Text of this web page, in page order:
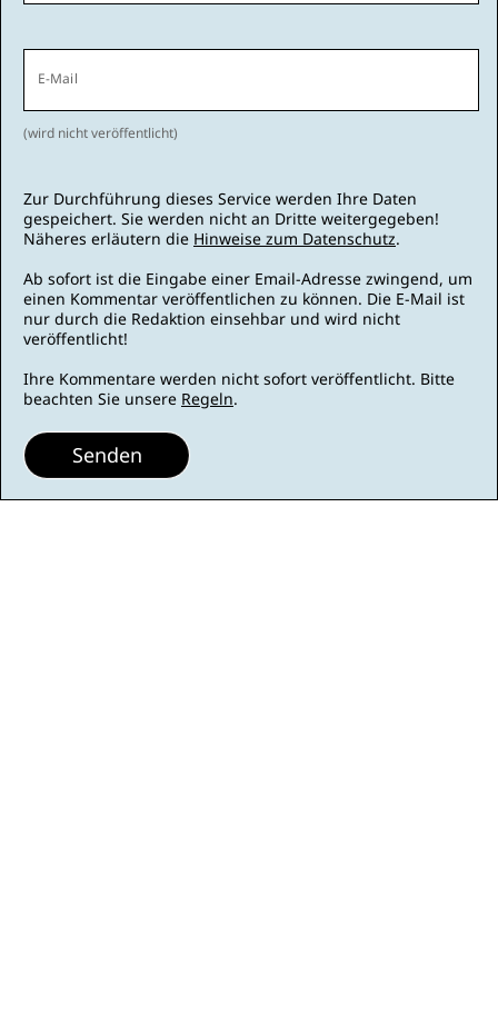
E-Mail
(wird nicht veröffentlicht)
Zur Durchführung dieses Service werden Ihre Daten
gespeichert. Sie werden nicht an Dritte weitergegeben!
Näheres erläutern die Hinweise zum Datenschutz.
Ab sofort ist die Eingabe einer Email-Adresse zwingend, um
einen Kommentar veröffentlichen zu können. Die E-Mail ist
nur durch die Redaktion einsehbar und wird nicht
veröffentlicht!
Ihre Kommentare werden nicht sofort veröffentlicht. Bitte
beachten Sie unsere Regeln.
Senden